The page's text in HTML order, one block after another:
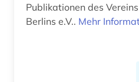
wörterbuch (22)
Publikationen des
Berlins e.V.. Mehr